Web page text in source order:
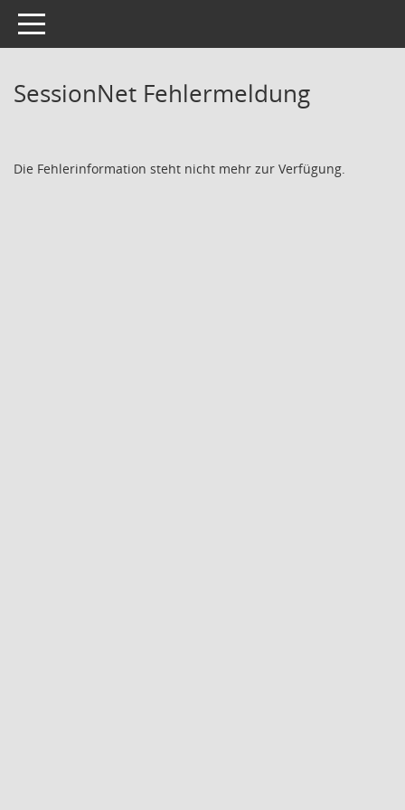
Toggle navigation
SessionNet Fehlermeldung
Die Fehlerinformation steht nicht mehr zur Verfügung.